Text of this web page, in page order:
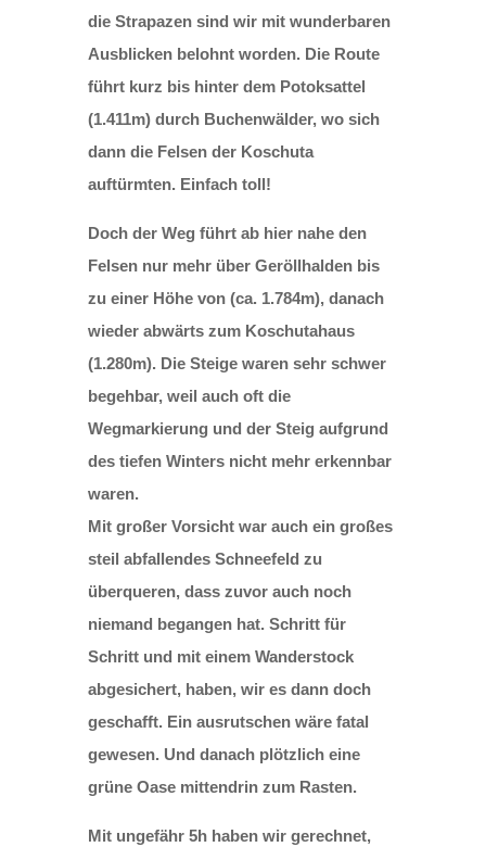
die Strapazen sind wir mit wunderbaren
Ausblicken belohnt worden. Die Route
führt kurz bis hinter dem Potoksattel
(1.411m) durch Buchenwälder, wo sich
dann die Felsen der Koschuta
auftürmten. Einfach toll!
Doch der Weg führt ab hier nahe den
Felsen nur mehr über Geröllhalden bis
zu einer Höhe von (ca. 1.784m), danach
wieder abwärts zum Koschutahaus
(1.280m). Die Steige waren sehr schwer
begehbar, weil auch oft die
Wegmarkierung und der Steig aufgrund
des tiefen Winters nicht mehr erkennbar
waren.
Mit großer Vorsicht war auch ein großes
steil abfallendes Schneefeld zu
überqueren, dass zuvor auch noch
niemand begangen hat. Schritt für
Schritt und mit einem Wanderstock
abgesichert, haben, wir es dann doch
geschafft. Ein ausrutschen wäre fatal
gewesen. Und danach plötzlich eine
grüne Oase mittendrin zum Rasten.
Mit ungefähr 5h haben wir gerechnet,